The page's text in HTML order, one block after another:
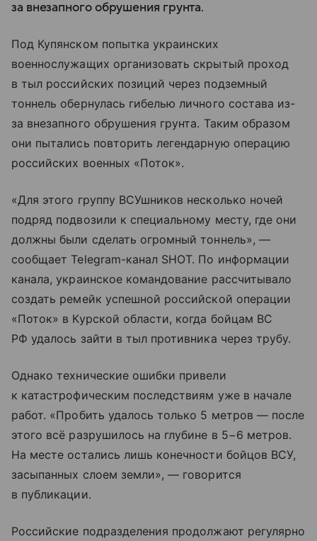
за внезапного обрушения грунта.
Под Купянском попытка украинских
военнослужащих организовать скрытый проход
в тыл российских позиций через подземный
тоннель обернулась гибелью личного состава из-
за внезапного обрушения грунта. Таким образом
они пытались повторить легендарную операцию
российских военных «Поток».
«Для этого группу ВСУшников несколько ночей
подряд подвозили к специальному месту, где они
должны были сделать огромный тоннель», —
сообщает Telegram-канал SHOT. По информации
канала, украинское командование рассчитывало
создать ремейк успешной российской операции
«Поток» в Курской области, когда бойцам ВС
РФ удалось зайти в тыл противника через трубу.
Однако технические ошибки привели
к катастрофическим последствиям уже в начале
работ. «Пробить удалось только 5 метров — после
этого всё разрушилось на глубине в 5−6 метров.
На месте остались лишь конечности бойцов ВСУ,
засыпанных слоем земли», — говорится
в публикации.
Российские подразделения продолжают регулярно